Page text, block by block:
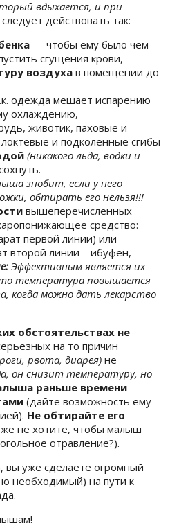
вдыхается, и при
действовать так:
— чтобы ему было чем
сгущения крови,
воздухав помещении до
одежда мешает испарению
охлаждению,
животик, паховые и
и подколенные сгибы
(никакого льда, водки и
знобит, если у него
обтирать его нельзя!!!
вышеперечисленных
средство:
первой линии) или
второй линии – ибуфен,
Эффективным является их
температура повышается
когда можно дать лекарство
обстоятельствах не
на то причин
рвота, диарея) не
он снизит температуру, но
раньше времени
(дайте возможность ему
Не обтирайте его
не хотите, чтобы малыш
отравление?).
вы уже сделаете огромный
необходимый) на пути к